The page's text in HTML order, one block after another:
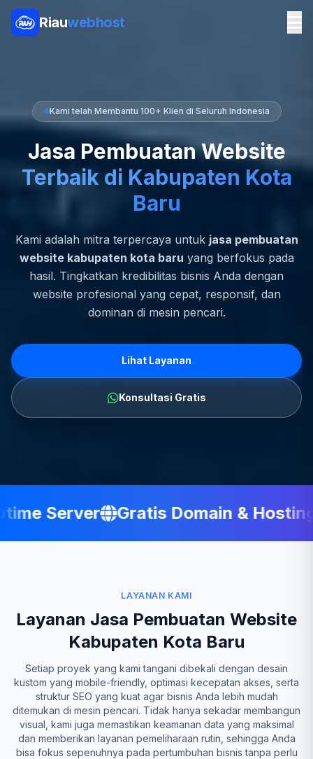
Riauwebhost
Kami telah Membantu 100+ Klien di Seluruh Indonesia
Jasa Pembuatan Website
Terbaik di Kabupaten Kota
Baru
Kami adalah mitra terpercaya untuk jasa pembuatan
website kabupaten kota baru yang berfokus pada
hasil. Tingkatkan kredibilitas bisnis Anda dengan
website profesional yang cepat, responsif, dan
dominan di mesin pencari.
Lihat Layanan
Konsultasi Gratis
Server Gratis Domain & Hosting
LAYANAN KAMI
Layanan Jasa Pembuatan Website
Kabupaten Kota Baru
Setiap proyek yang kami tangani dibekali dengan desain
kustom yang mobile-friendly, optimasi kecepatan akses, serta
struktur SEO yang kuat agar bisnis Anda lebih mudah
ditemukan di mesin pencari. Tidak hanya sekadar membangun
visual, kami juga memastikan keamanan data yang maksimal
dan memberikan layanan pemeliharaan rutin, sehingga Anda
bisa fokus sepenuhnya pada pertumbuhan bisnis tanpa perlu